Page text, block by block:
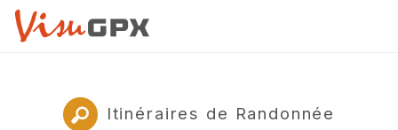
Itinéraires de Randonnée